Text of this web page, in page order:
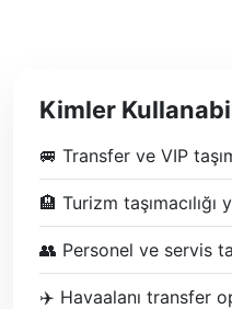
Kimler
🚐 Transfer ve VIP
🏨 Turizm
👥 Personel ve servis
✈️ Havaalanı transfer